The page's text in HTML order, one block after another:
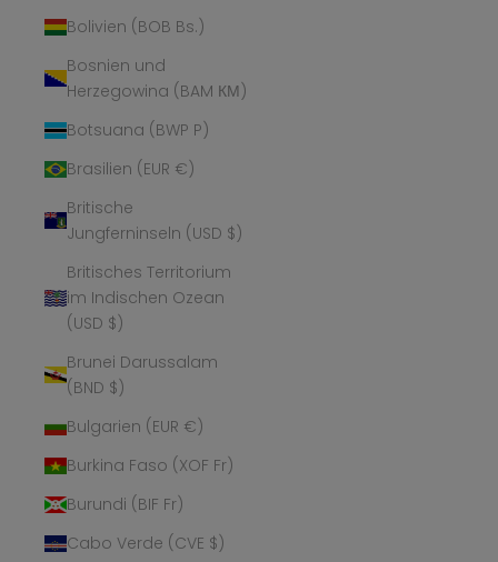
Bolivien (BOB Bs.)
Bosnien und
Herzegowina (BAM КМ)
Botsuana (BWP P)
Brasilien (EUR €)
Britische
Jungferninseln (USD $)
Britisches Territorium
im Indischen Ozean
(USD $)
Brunei Darussalam
(BND $)
Bulgarien (EUR €)
Burkina Faso (XOF Fr)
Burundi (BIF Fr)
Cabo Verde (CVE $)